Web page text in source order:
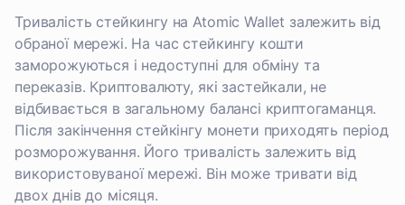
Тривалість стейкингу на Atomic Wallet залежить від
обраної мережі. На час стейкингу кошти
заморожуються і недоступні для обміну та
переказів. Криптовалюту, які застейкали, не
відбивається в загальному балансі криптогаманця.
Після закінчення стейкінгу монети приходять період
розморожування. Його тривалість залежить від
використовуваної мережі. Він може тривати від
двох днів до місяця.